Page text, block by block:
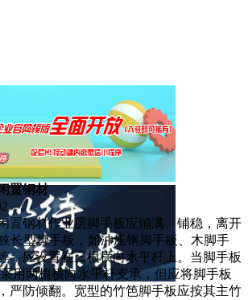
置钢材
置钢材作业层脚手板应铺满、铺稳，离开
长型脚手板，如冲压钢脚手板、木脚手
，应设置在三根横向水平杆上。当脚手板
用两根横向水平杆支承，但应将脚手板
严防倾翻。宽型的竹笆脚手板应按其主竹